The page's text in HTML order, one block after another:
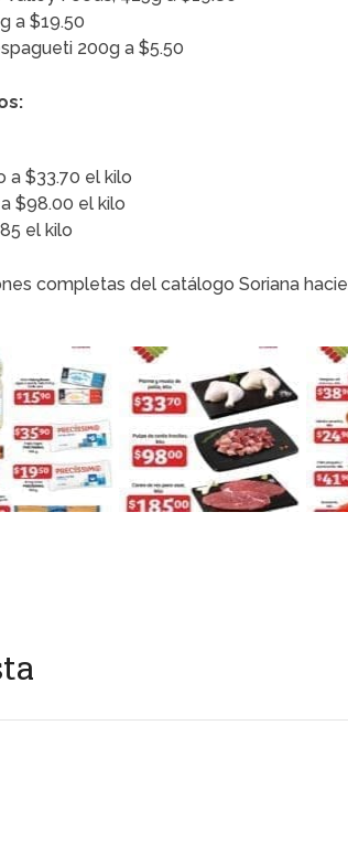
a $19.50
200g a $5.50
a $33.70 el kilo
$98.00 el kilo
el kilo
completas del catálogo Soriana